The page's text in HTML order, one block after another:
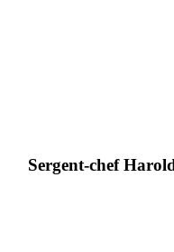
Sergent-chef